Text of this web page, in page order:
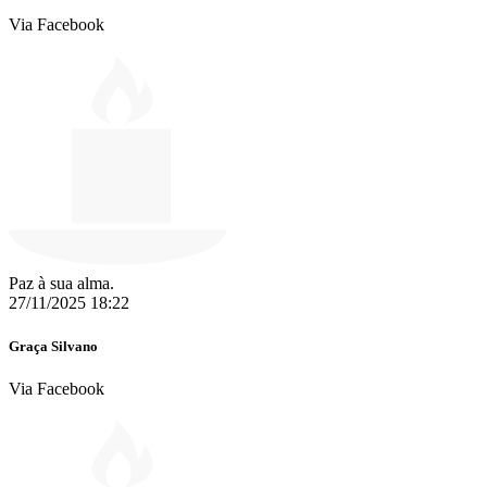
Via Facebook
Paz à sua alma.
27/11/2025 18:22
Graça Silvano
Via Facebook